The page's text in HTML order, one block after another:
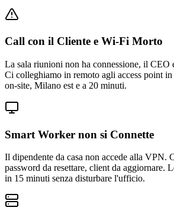
Call con il Cliente e Wi-Fi Morto
La sala riunioni non ha connessione, il CEO
Ci colleghiamo in remoto agli access point
on-site, Milano est e a 20 minuti.
Smart Worker non si Connette
Il dipendente da casa non accede alla VPN.
password da resettare, client da aggiornare.
in 15 minuti senza disturbare l'ufficio.